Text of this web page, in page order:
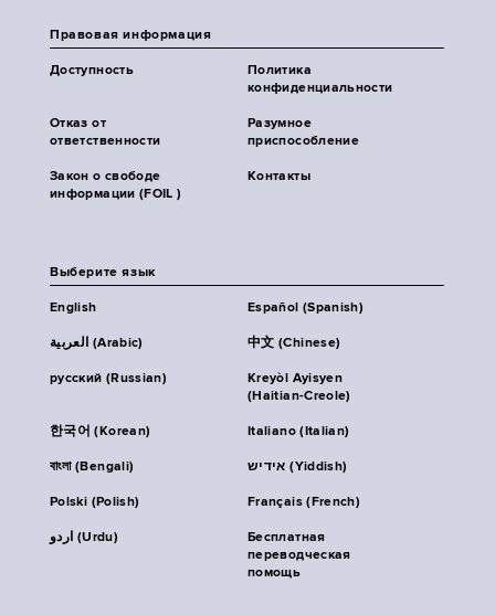
Правовая информация
Доступность
Политика
конфиденциальности
Отказ от
ответственности
Разумное
приспособление
Закон о свободе
информации (FOIL )
Контакты
Выберите язык
English Español (Spanish)
العربية (Arabic) 中文 (Chinese)
русский (Russian)
Kreyòl Ayisyen
(Haitian-Creole)
한국어 (Korean) Italiano (Italian)
বাংলা (Bengali) אידיש (Yiddish)
Polski (Polish) Français (French)
اردو (Urdu)
Бесплатная
переводческая
помощь